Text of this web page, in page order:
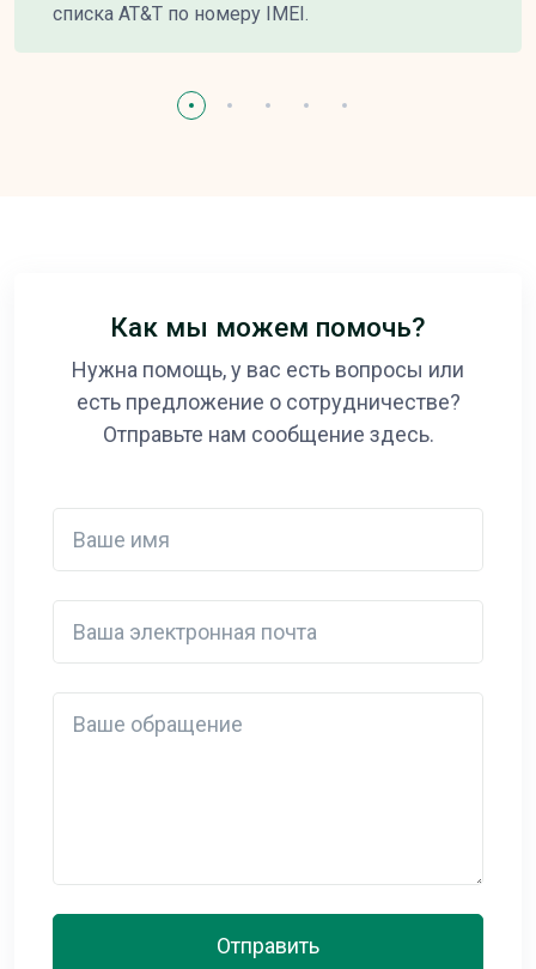
списка AT&T по номеру IMEI.
Как мы можем помочь?
Нужна помощь, у вас есть вопросы или
есть предложение о сотрудничестве?
Отправьте нам сообщение здесь.
Отправить